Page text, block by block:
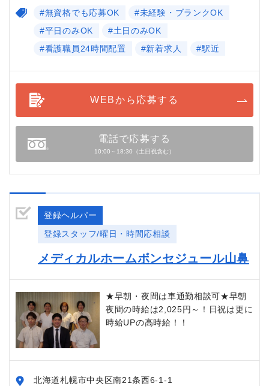
#無資格でも応募OK
#未経験・ブランクOK
#平日のみOK
#土日のみOK
#看護職員24時間配置
#新着求人 #駅近
WEBから応募する
電話で応募する
10:00～18:30（土日祝含む）
登録ヘルパー
登録スタッフ/曜日・時間応相談
メディカルホームボンセジュール山鼻
★早朝・夜間は車通勤相談可★早朝
夜間の時給は2,025円～！日祝は更に
時給UPの高時給！！
北海道札幌市中央区南21条西6-1-1